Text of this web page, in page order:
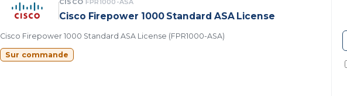
Cisco Firepower 1000 Standard ASA License
Cisco Firepower 1000 Standard ASA License (FPR1000-ASA)
Sur commande